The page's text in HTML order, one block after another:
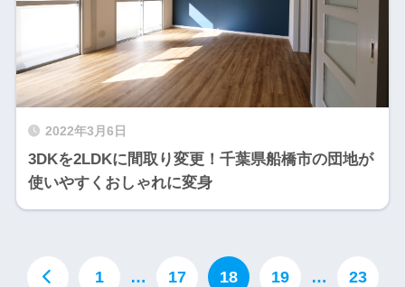
2022年3月6日
3DKを2LDKに間取り変更！千葉県船橋市の団地が
使いやすくおしゃれに変身
1 … 17 18 19 … 23